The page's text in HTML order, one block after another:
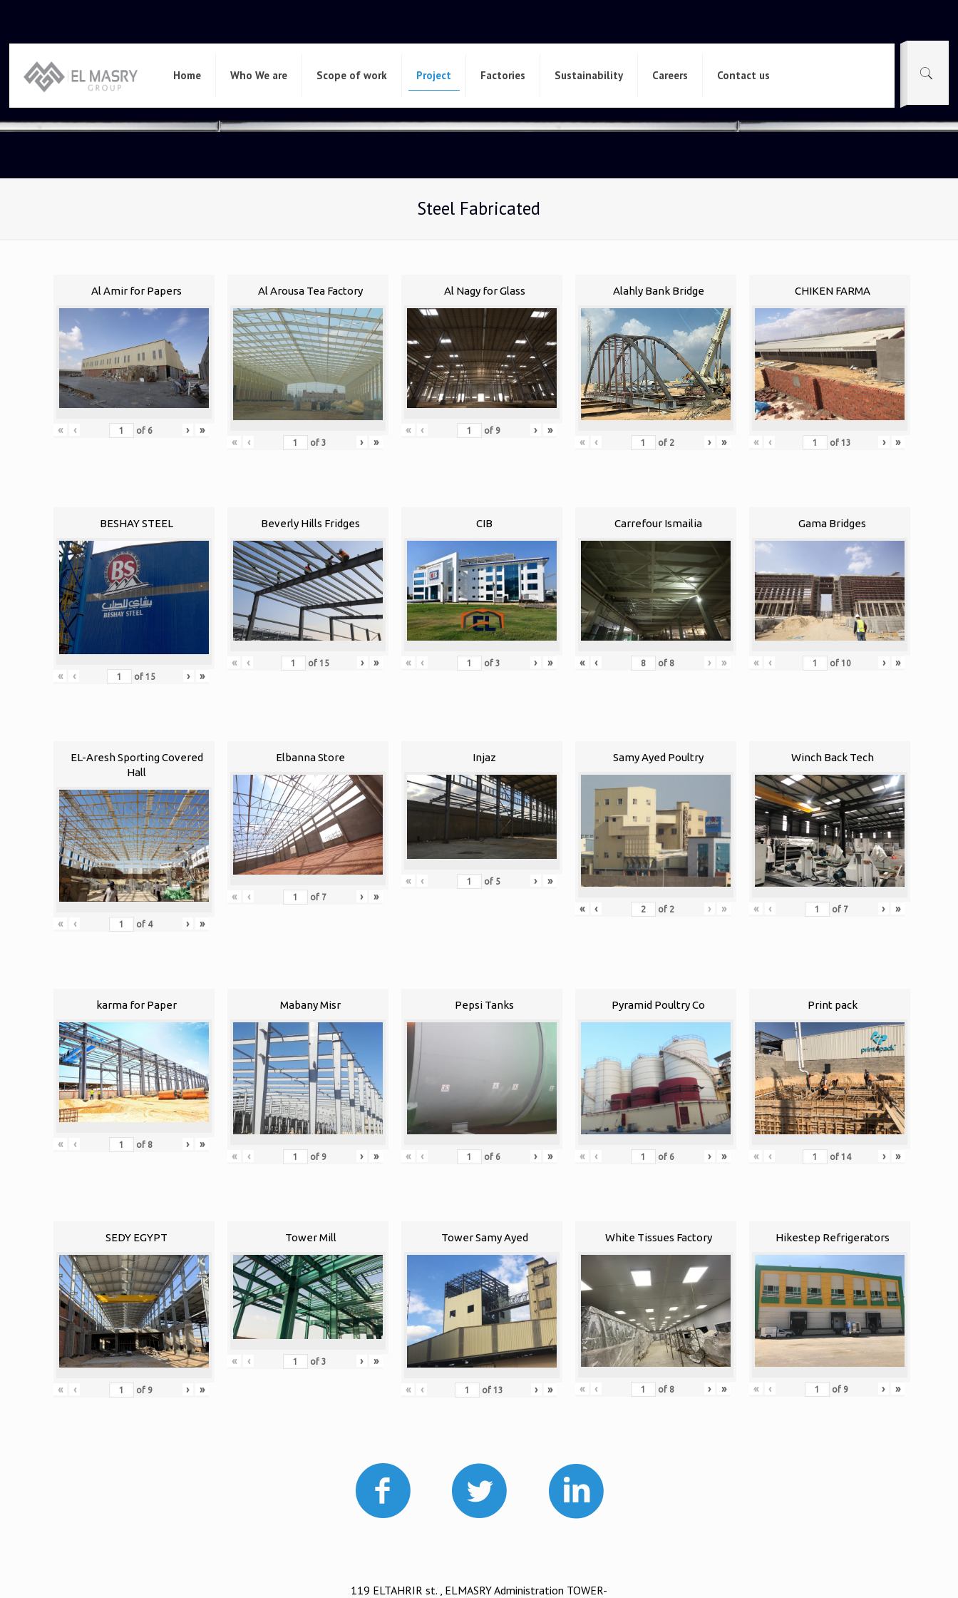
Home Who We are Scope of work Project Factories Sustainability Careers Contact us
Steel Fabricated
Al Amir for Papers
« ‹ of 6 › »
Al Arousa Tea Factory
« ‹ of3 › »
Al Nagy for Glass
« ‹ of 9 › »
Alahly Bank Bridge
« ‹ of 2 › »
CHIKEN FARMA
« ‹ of 13 › »
BESHAY STEEL
« ‹ of 15 › »
Beverly Hills Fridges
« ‹ of 15 › »
CIB
« ‹ of3 › »
Carrefour Ismailia
« ‹ of 8 › »
Gama Bridges
« ‹ of 10 › »
EL-Aresh Sporting Covered
Hall
« ‹ of 4 › »
Elbanna Store
« ‹ of 7 › »
Injaz
« ‹ of 5 › »
Samy Ayed Poultry
« ‹ of 2 › »
Winch Back Tech
« ‹ of 7 › »
karma for Paper
« ‹ of 8 › »
Mabany Misr
« ‹ of 9 › »
Pepsi Tanks
« ‹ of 6 › »
Pyramid Poultry Co
« ‹ of 6 › »
Print pack
« ‹ of 14 › »
SEDY EGYPT
« ‹ of 9 › »
Tower Mill
« ‹ of3 › »
Tower Samy Ayed
« ‹ of 13 › »
White Tissues Factory
« ‹ of 8 › »
Hikestep Refrigerators
« ‹ of 9 › »
119 ELTAHRIR st. , ELMASRY Administration TOWER-